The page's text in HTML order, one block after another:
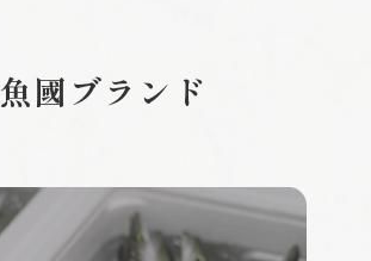
魚國ブランド